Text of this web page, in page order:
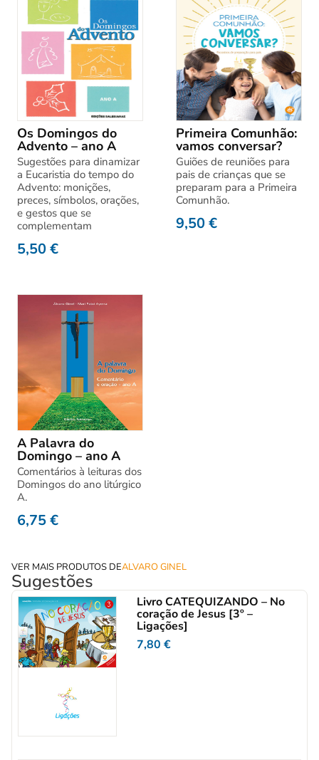
Os Domingos do
Advento – ano A
Sugestões para dinamizar
a Eucaristia do tempo do
Advento: monições,
preces, símbolos, orações,
e gestos que se
complementam
5,50€
Primeira Comunhão:
vamos conversar?
Guiões de reuniões para
pais de crianças que se
preparam para a Primeira
Comunhão.
9,50€
A Palavra do
Domingo – ano A
Comentários à leituras dos
Domingos do ano litúrgico
A.
6,75€
VER MAIS PRODUTOS DEALVARO GINEL
Sugestões
Livro CATEQUIZANDO – No
coração de Jesus [3º –
Ligações]
7,80€